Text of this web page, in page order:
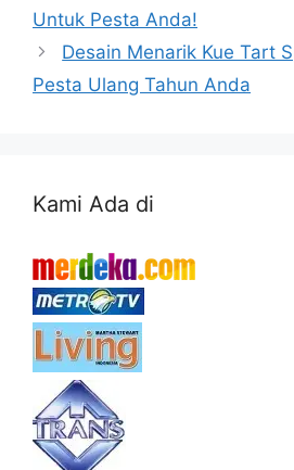
Untuk Pesta Anda!
Desain Menarik Kue Tart
Pesta Ulang Tahun Anda
Kami Ada di